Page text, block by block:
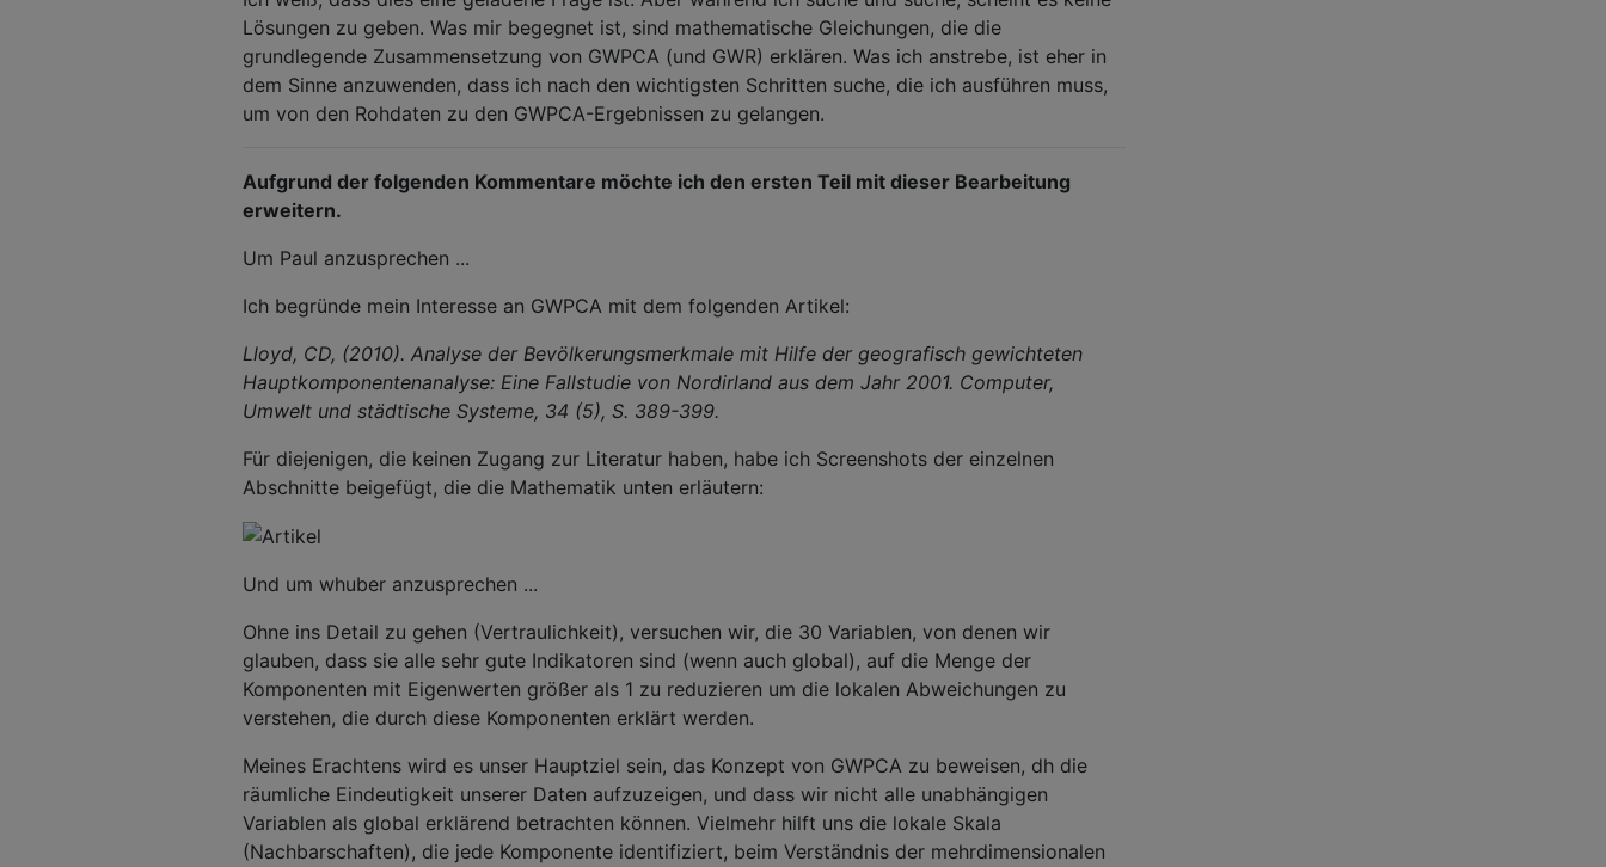
Lösungen zu geben. Was mir begegnet ist, sind mathematische Gleichungen, die die
grundlegende Zusammensetzung von GWPCA (und GWR) erklären. Was ich anstrebe, ist eher in
dem Sinne anzuwenden, dass ich nach den wichtigsten Schritten suche, die ich ausführen muss,
um von den Rohdaten zu den GWPCA-Ergebnissen zu gelangen.
Aufgrund der folgenden Kommentare möchte ich den ersten Teil mit dieser Bearbeitung
erweitern.
Um Paul anzusprechen ...
Ich begründe mein Interesse an GWPCA mit dem folgenden Artikel:
Lloyd, CD, (2010). Analyse der Bevölkerungsmerkmale mit Hilfe der geografisch gewichteten
Hauptkomponentenanalyse: Eine Fallstudie von Nordirland aus dem Jahr 2001. Computer,
Umwelt und städtische Systeme, 34 (5), S. 389-399.
Für diejenigen, die keinen Zugang zur Literatur haben, habe ich Screenshots der einzelnen
Abschnitte beigefügt, die die Mathematik unten erläutern:
Und um whuber anzusprechen ...
Ohne ins Detail zu gehen (Vertraulichkeit), versuchen wir, die 30 Variablen, von denen wir
glauben, dass sie alle sehr gute Indikatoren sind (wenn auch global), auf die Menge der
Komponenten mit Eigenwerten größer als 1 zu reduzieren um die lokalen Abweichungen zu
verstehen, die durch diese Komponenten erklärt werden.
Meines Erachtens wird es unser Hauptziel sein, das Konzept von GWPCA zu beweisen, dh die
räumliche Eindeutigkeit unserer Daten aufzuzeigen, und dass wir nicht alle unabhängigen
Variablen als global erklärend betrachten können. Vielmehr hilft uns die lokale Skala
(Nachbarschaften), die jede Komponente identifiziert, beim Verständnis der mehrdimensionalen